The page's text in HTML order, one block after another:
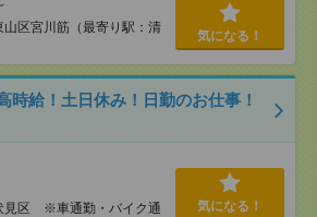
山区宮川筋（最寄り駅：清
気になる！
時給！土日休み！日勤のお仕事！
見区 ※車通勤・バイク通
気になる！